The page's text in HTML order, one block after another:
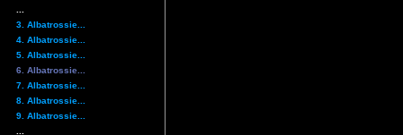
3. Albatrossie...
4. Albatrossie...
5. Albatrossie...
6. Albatrossie...
7. Albatrossie...
8. Albatrossie...
9. Albatrossie...